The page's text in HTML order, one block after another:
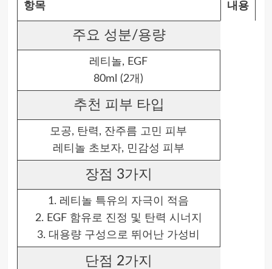
항목 내용
주요 성분/용량
레티놀, EGF
80ml (2개)
추천 피부 타입
모공, 탄력, 잔주름 고민 피부
레티놀 초보자, 민감성 피부
장점 3가지
1. 레티놀 특유의 자극이 적음
2. EGF 함유로 진정 및 탄력 시너지
3. 대용량 구성으로 뛰어난 가성비
단점 2가지